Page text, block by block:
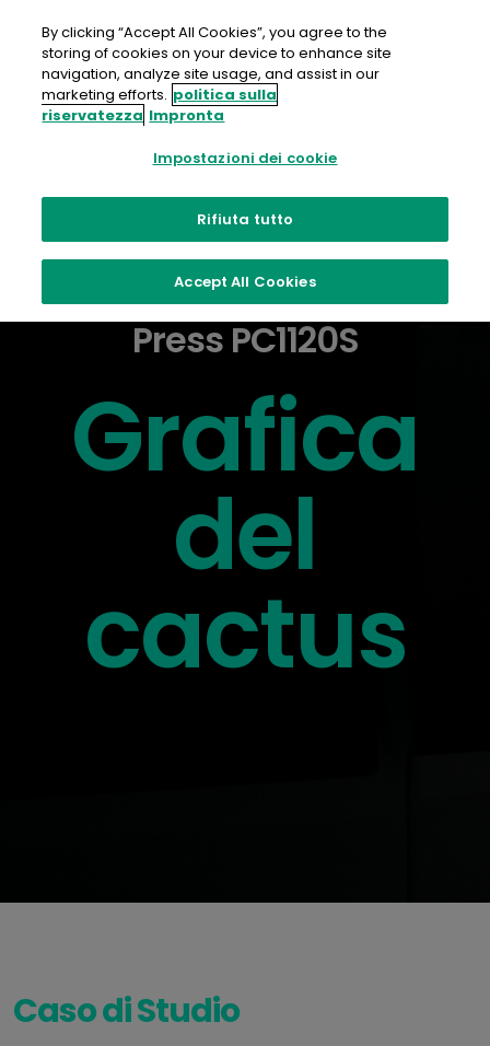
contenuto
Caso di studio: Revoria
Press PC1120S
Grafica
del
cactus
Caso di Studio
By clicking “Accept All Cookies”, you agree to the
storing of cookies on your device to enhance site
navigation, analyze site usage, and assist in our
marketing efforts. politica sulla
riservatezza Impronta
Impostazioni dei cookie
Rifiuta tutto
Accept All Cookies